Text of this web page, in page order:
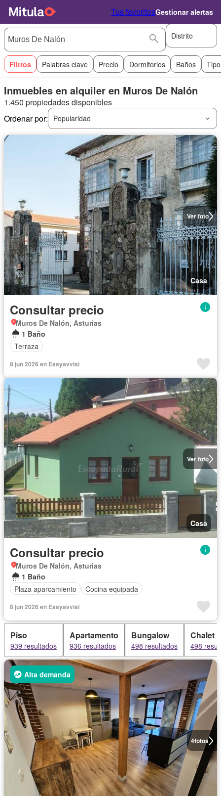
Tus favoritosGestionar alertas
Distrito
Filtros Palabras clave Precio Dormitorios Baños
Inmuebles en alquiler en Muros De Nalón
1.450 propiedades disponibles
Ordenar por:
Popularidad
Ver foto
Casa
Consultar precio
Muros De Nalón, Asturias
1 Baño
Terraza
8 jun 2026 en Easyavvisi
Ver foto
Casa
Consultar precio
Muros De Nalón, Asturias
1 Baño
Plaza aparcamiento
Cocina equipada
8 jun 2026 en Easyavvisi
Piso
939 resultados
Apartamento
936 resultados
Bungalow
498 resultados
Chalet
498
4fotos
Alta demanda